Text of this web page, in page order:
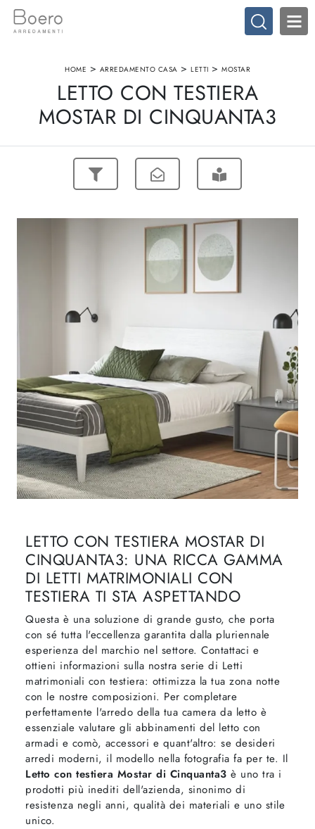
HOME > ARREDAMENTO CASA > LETTI > MOSTAR
LETTO CON TESTIERA
MOSTAR DI CINQUANTA3
LETTO CON TESTIERA MOSTAR DI
CINQUANTA3: UNA RICCA GAMMA
DI LETTI MATRIMONIALI CON
TESTIERA TI STA ASPETTANDO
Questa è una soluzione di grande gusto, che porta
con sé tutta l'eccellenza garantita dalla pluriennale
esperienza del marchio nel settore. Contattaci e
ottieni informazioni sulla nostra serie di Letti
matrimoniali con testiera: ottimizza la tua zona notte
con le nostre composizioni. Per completare
perfettamente l'arredo della tua camera da letto è
essenziale valutare gli abbinamenti del letto con
armadi e comò, accessori e quant'altro: se desideri
arredi moderni, il modello nella fotografia fa per te. Il
Letto con testiera Mostar di Cinquanta3 è uno tra i
prodotti più inediti dell'azienda, sinonimo di
resistenza negli anni, qualità dei materiali e uno stile
unico.